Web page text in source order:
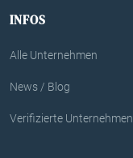
INFOS
Alle Unternehmen
News / Blog
Verifizierte Unternehmen